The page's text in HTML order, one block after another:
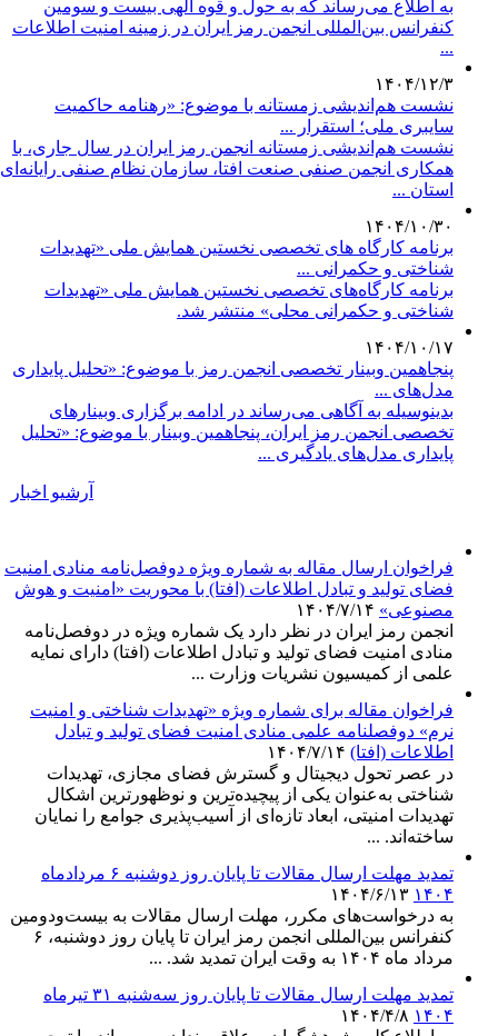
به اطلاع می‌رساند که به حول و قوه الهی بیست ‌و سومین
کنفرانس بین‌المللی انجمن رمز ایران در زمینه امنیت اطلاعات
...
۱۴۰۴/۱۲/۳
نشست هم‌اندیشی زمستانه با موضوع: «رهنامه حاکمیت
سایبری ملی؛ استقرار ...
نشست هم‌اندیشی زمستانه انجمن رمز ایران در سال جاری، با
همکاری انجمن صنفی صنعت افتا، سازمان نظام صنفی رایانه‌ای
استان ...
۱۴۰۴/۱۰/۳۰
برنامه کارگاه های تخصصی نخستین همایش ملی «تهدیدات
شناختی و حکمرانی ...
برنامه کارگاه‌های تخصصی نخستین همایش ملی «تهدیدات
شناختی و حکمرانی محلی» منتشر شد.
۱۴۰۴/۱۰/۱۷
پنجاهمین وبینار تخصصی انجمن رمز با موضوع: «تحلیل پایداری
مدل‌های ...
بدینوسیله به آگاهی می‌رساند در ادامه برگزاری وبینارهای
تخصصی انجمن رمز ایران، پنجاهمین وبینار با موضوع: «تحلیل
پایداری مدل‌های یادگیری ...
آرشيو اخبار
فراخوان ارسال مقاله به شماره ویژه دوفصل‌نامه منادی امنیت
فضای تولید و تبادل اطلاعات (افتا) با محوریت «امنیت و هوش
مصنوعی» ۱۴۰۴/۷/۱۴
انجمن رمز ایران در نظر دارد یک شماره ویژه در دوفصل‌نامه
منادی امنیت فضای تولید و تبادل اطلاعات (افتا) دارای نمایه
علمی از کمیسیون نشریات وزارت ...
فراخوان مقاله برای شماره ویژه «تهدیدات شناختی و امنیت
نرم» دوفصلنامه علمی منادی امنیت فضای تولید و تبادل
اطلاعات (افتا) ۱۴۰۴/۷/۱۴
در عصر تحول دیجیتال و گسترش فضای مجازی، تهدیدات
شناختی به‌عنوان یکی از پیچیده‌ترین و نوظهورترین اشکال
تهدیدات امنیتی، ابعاد تازه‌ای از آسیب‌پذیری جوامع را نمایان
ساخته‌اند. ...
تمدید مهلت ارسال مقالات تا پایان روز دوشنبه ۶ مردادماه
۱۴۰۴ ۱۴۰۴/۶/۱۳
به درخواست‌های مکرر، مهلت ارسال مقالات به بیست‌ودومین
کنفرانس بین‌المللی انجمن رمز ایران تا پایان روز دوشنبه، ۶
مرداد ماه ۱۴۰۴ به وقت ایران تمدید شد. ...
تمدید مهلت ارسال مقالات تا پایان روز سه‌شنبه ۳۱ تیرماه
۱۴۰۴ ۱۴۰۴/۴/۸